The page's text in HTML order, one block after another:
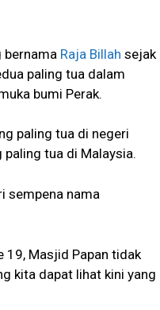
bernama Raja Billah sejak
paling tua dalam
bumi Perak.
paling tua di negeri
paling tua di Malaysia.
sempena nama
19, Masjid Papan tidak
kita dapat lihat kini yang